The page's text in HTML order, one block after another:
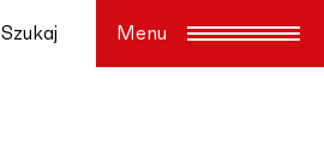
Szukaj